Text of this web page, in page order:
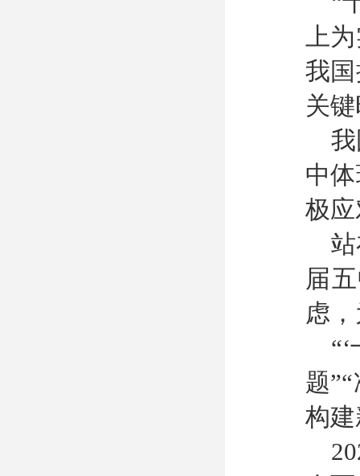
上
我
关
中
极
届
虑
题
构